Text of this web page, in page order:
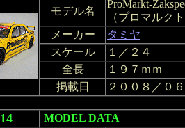
モデル名
ProMarkt-
（プロマルク
メーカー
タミヤ
スケール
１／２４
全長
１９７ｍｍ
掲載日
２００８／０
MODEL DATA